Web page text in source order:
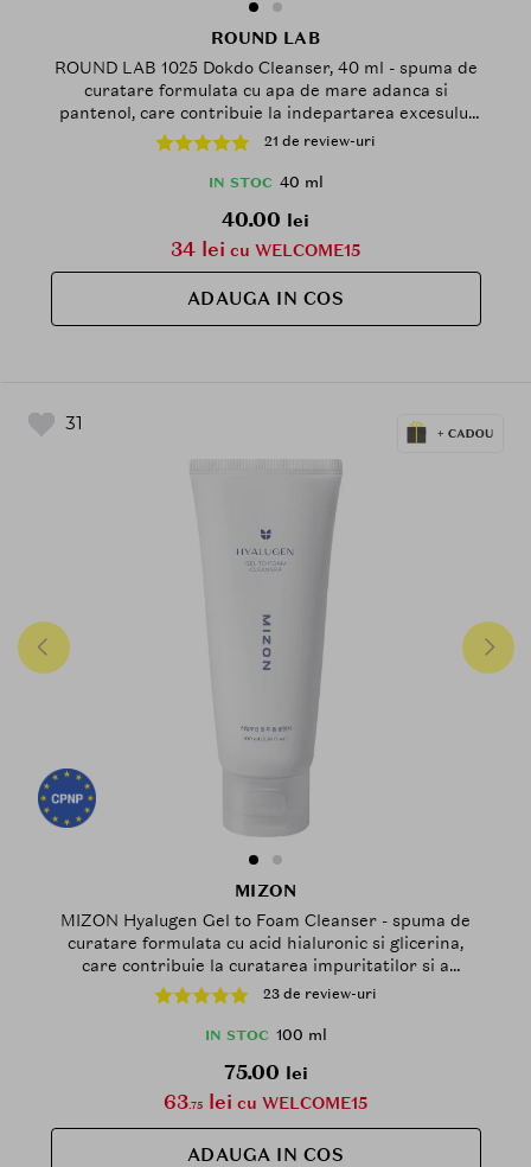
ROUND LAB
ROUND LAB 1025 Dokdo Cleanser, 40 ml - spuma de
curatare formulata cu apa de mare adanca si
pantenol, care contribuie la indepartarea excesului
de sebum, impuritatilor si reziduurilor de machiaj si
la mentinerea hidratarii pielii dupa spalare
21 de review-uri
IN STOC 40 ml
40.00 lei
34 lei cu WELCOME15
ADAUGA IN COS
31
MIZON
MIZON Hyalugen Gel to Foam Cleanser - spuma de
curatare formulata cu acid hialuronic si glicerina,
care contribuie la curatarea impuritatilor si a
urmelor de sebum si la metinerea hidratarii pielii -
100 ml
23 de review-uri
IN STOC 100 ml
75.00 lei
63.75 lei cu WELCOME15
ADAUGA IN COS